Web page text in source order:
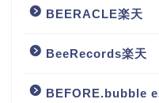
BEERACLE楽天
BeeRecords楽天
BEFORE.bubble